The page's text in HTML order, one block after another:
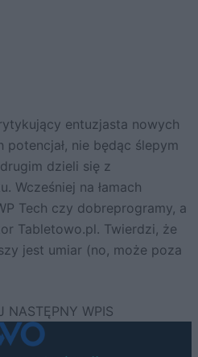
entuzjasta nowych
nie będąc ślepym
dzieli się z
Wcześniej na łamach
Tech czy dobreprogramy, a
Tabletowo.pl. Twierdzi, że
jest umiar (no, może poza